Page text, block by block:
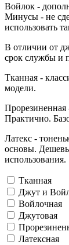
Войлок -
Минусы - не
использовать
В отличии от
срок службы и
Тканная -
модели.
Прорезиненная
Практично.
Латекс -
основы.
использования.
Тканная
Джут и
Войлочная
Джутовая
Латексная